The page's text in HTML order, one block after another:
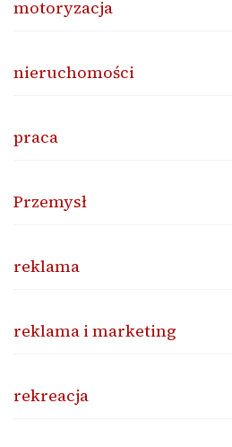
motoryzacja
nieruchomości
praca
Przemysł
reklama
reklama i marketing
rekreacja